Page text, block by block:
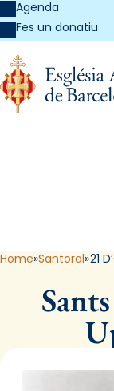
Agenda
Fes un donatiu
Home Santoral 21